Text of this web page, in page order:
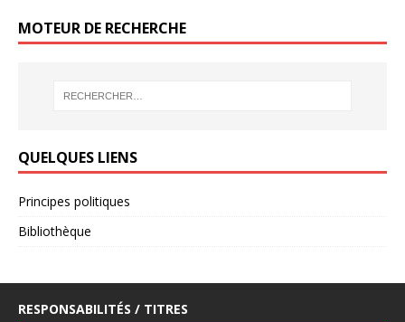
MOTEUR DE RECHERCHE
QUELQUES LIENS
Principes politiques
Bibliothèque
RESPONSABILITÉS / TITRES